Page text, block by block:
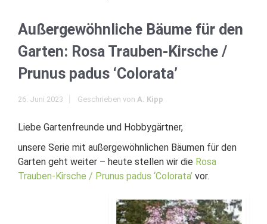
Außergewöhnliche Bäume für den
Garten: Rosa Trauben-Kirsche /
Prunus padus ‘Colorata’
26. Juni 2023 Geschrieben von A. Kipp
Liebe Gartenfreunde und Hobbygärtner,
unsere Serie mit außergewöhnlichen Bäumen für den
Garten geht weiter – heute stellen wir die Rosa
Trauben-Kirsche / Prunus padus ‘Colorata’ vor.